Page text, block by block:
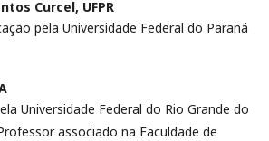
Curcel, UFPR
pela Universidade Federal do Paraná
Universidade Federal do Rio Grande do
associado na Faculdade de